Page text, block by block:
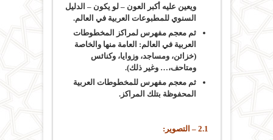
ويعين عليه أكبر العون – لو يكون – الدليل
السنوي للمطبوعات العربية في العالم.
ثم معجم مفهرس لمراكز المخطوطات
العربية في العالم: العامة منها والخاصة
(خزائن، ومساجد، وزوايا، وكنائس
ومتاحف،… وغير ذلك).
ثم معجم مفهرس للمخطوطات العربية
المحفوظة بتلك المراكز.
2.1 – التصوير: